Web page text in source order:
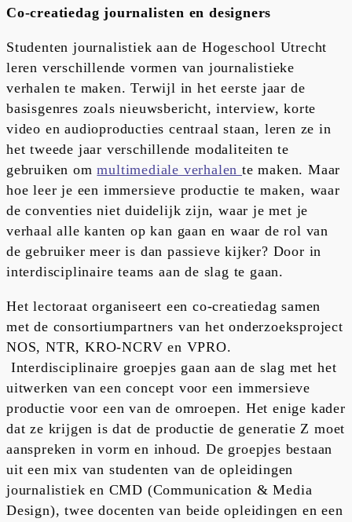
Co-creatiedag journalisten en designers
Studenten journalistiek aan de Hogeschool Utrecht
leren verschillende vormen van journalistieke
verhalen te maken. Terwijl in het eerste jaar de
basisgenres zoals nieuwsbericht, interview, korte
video en audioproducties centraal staan, leren ze in
het tweede jaar verschillende modaliteiten te
gebruiken ommultimediale verhalente maken. Maar
hoe leer je een immersieve productie te maken, waar
de conventies niet duidelijk zijn, waar je met je
verhaal alle kanten op kan gaan en waar de rol van
de gebruiker meer is dan passieve kijker? Door in
interdisciplinaire teams aan de slag te gaan.
Het lectoraat organiseert een co-creatiedag samen
met de consortiumpartners van het onderzoeksproject
NOS, NTR, KRO-NCRV en VPRO.
Interdisciplinaire groepjes gaan aan de slag met het
uitwerken van een concept voor een immersieve
productie voor een van de omroepen. Het enige kader
dat ze krijgen is dat de productie de generatie Z moet
aanspreken in vorm en inhoud. De groepjes bestaan
uit een mix van studenten van de opleidingen
journalistiek en CMD (Communication & Media
Design), twee docenten van beide opleidingen en een